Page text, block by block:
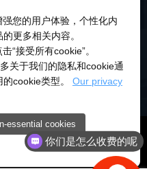
限公司 版权所有 |粤ICP备
粤公安备：10000
您的用户体验，个性化内
更多相关内容。
“接受所有cookie”。
关于我们的隐私和cookie通
cookie类型。 Our privacy
essential cookies
你们是怎么收费的呢